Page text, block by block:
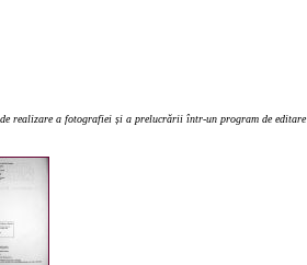
realizare a fotografiei și a prelucrării într-un program de editare